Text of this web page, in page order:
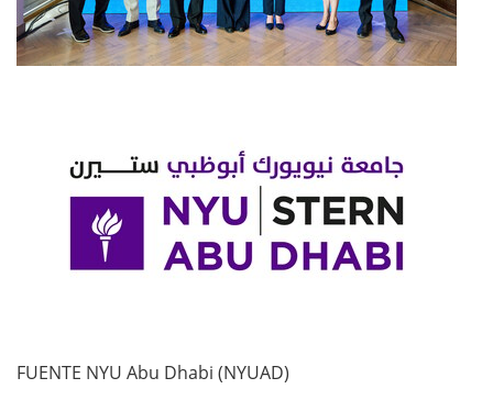
FUENTE NYU Abu Dhabi (NYUAD)